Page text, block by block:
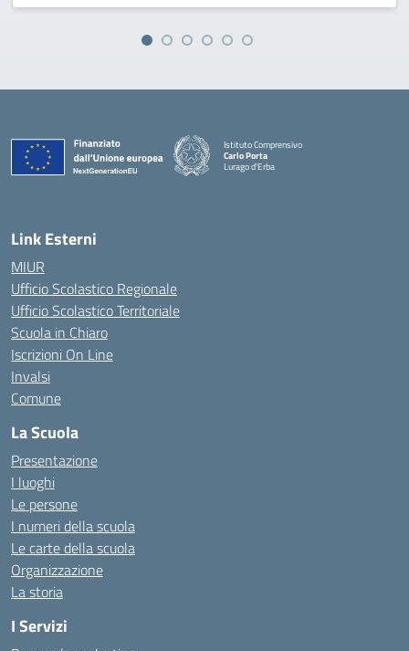
Istituto Comprensivo
Carlo Porta
Lurago d'Erba
— Visita la pagina iniziale della scuola
Link Esterni
MIUR
Ufficio Scolastico Regionale
Ufficio Scolastico Territoriale
Scuola in Chiaro
Iscrizioni On Line
Invalsi
Comune
La Scuola
Presentazione
I luoghi
Le persone
I numeri della scuola
Le carte della scuola
Organizzazione
La storia
I Servizi